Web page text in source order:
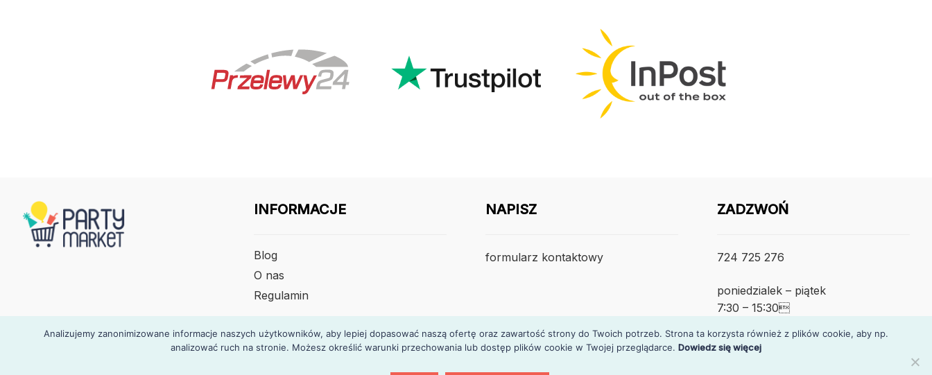
INFORMACJE
Blog
O nas
Regulamin
NAPISZ
formularz kontaktowy
ZADZWOŃ
724 725 276
poniedzialek – piątek
7:30 – 15:30
Analizujemy zanonimizowane informacje naszych użytkowników, aby lepiej dopasować naszą ofertę oraz zawartość strony do Twoich potrzeb. Strona ta korzysta również z plików cookie, aby np.
analizować ruch na stronie. Możesz określić warunki przechowania lub dostęp plików cookie w Twojej przeglądarce. Dowiedz się więcej